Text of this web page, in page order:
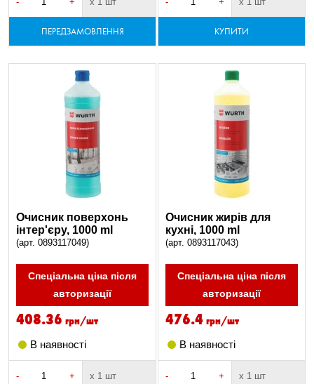
ПЕРЕДЗАМОВЛЕННЯ КУПИТИ
Очиcник поверхонь
інтер'єру, 1000 ml
(арт. 0893117049)
Спеціальна ціна після
авторизації
408.36 грн/шт
В наявності
- + х 1 шт
Очисник жирів для
кухні, 1000 ml
(арт. 0893117043)
Спеціальна ціна після
авторизації
476.4 грн/шт
В наявності
- + х 1 шт